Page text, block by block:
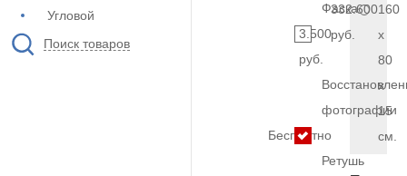
Угловой
Поиск товаров
Фаска
3.500
руб.
фотографии
Бесплатно
Ретушь
332.600
руб.
160
x
80
x
15
см.